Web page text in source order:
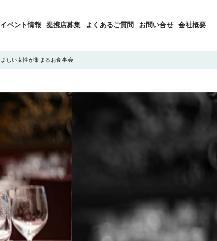
イベント情報 提携店募集 よくあるご質問 お問い合せ 会社概要
しい女性が集まるお食事会